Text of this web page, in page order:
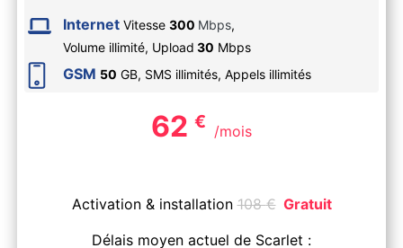
Internet Vitesse 300 Mbps,
Volume illimité, Upload 30 Mbps
GSM 50 GB, SMS illimités, Appels illimités
62 € /mois
Activation & installation108€ Gratuit
Délais moyen actuel de Scarlet :